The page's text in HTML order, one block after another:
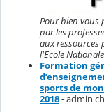
Pour bien vous
par les
aux ressources
l'Ecole
Formation
sports de
2018- admin